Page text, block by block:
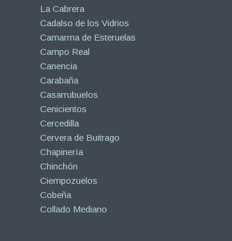
La Cabrera
Cadalso de los Vidrios
Camarma de Esteruelas
Campo Real
Canencia
Carabaña
Casarrubuelos
Cenicientos
Cercedilla
Cervera de Buitrago
Chapinería
Chinchón
Ciempozuelos
Cobeña
Collado Mediano